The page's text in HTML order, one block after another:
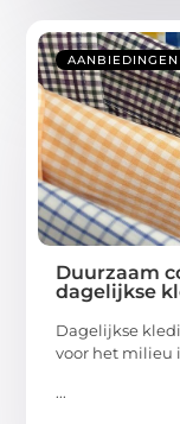
AANBIEDINGEN
Duurzaam
dagelijkse
Dagelijkse
voor het milieu
...